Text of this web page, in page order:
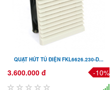
QUẠT HÚT TỦ ĐIỆN FKL6626.230-D...
3.600.000 đ -10%